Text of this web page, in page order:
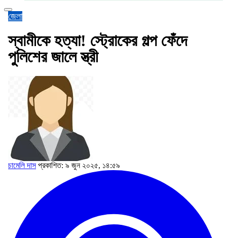
জেলা
স্বামীকে হত্যা! স্ট্রোকের গল্প ফেঁদে
পুলিশের জালে স্ত্রী
চামেলি দাস প্রকাশিত: ৯ জুন ২০২৫, ১৪:৫৯